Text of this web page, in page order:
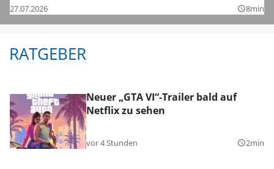
27.07.2026 query_builder8min
RATGEBER
Neuer „GTA VI“-Trailer bald auf
Netflix zu sehen
vor 4 Stunden query_builder2min